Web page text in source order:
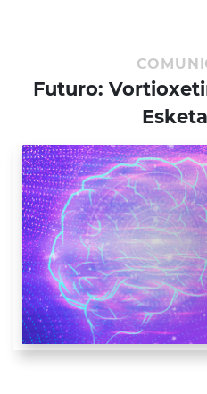
Futuro: